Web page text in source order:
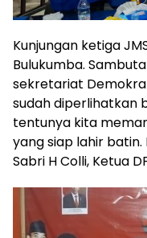
Kunjungan ketiga
Bulukumba.
sekretariat
sudah diperlihatkan
tentunya kita
yang siap lahir
Sabri H Colli, Ketua